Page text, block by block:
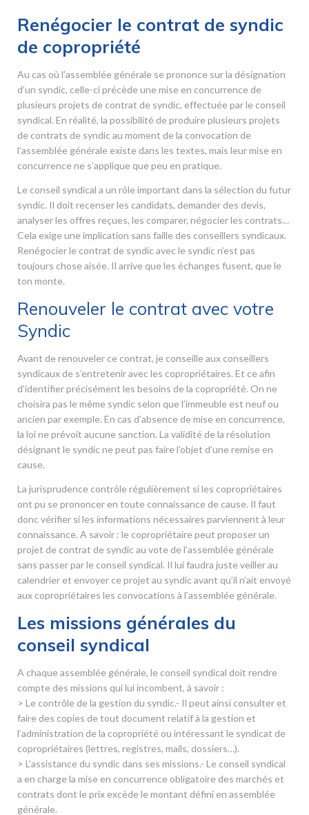
Renégocier le contrat de syndic
de copropriété
Au cas où l’assemblée générale se prononce sur la désignation
d’un syndic, celle-ci précède une mise en concurrence de
plusieurs projets de contrat de syndic, effectuée par le conseil
syndical. En réalité, la possibilité de produire plusieurs projets
de contrats de syndic au moment de la convocation de
l’assemblée générale existe dans les textes, mais leur mise en
concurrence ne s’applique que peu en pratique.
Le conseil syndical a un rôle important dans la sélection du futur
syndic. Il doit recenser les candidats, demander des devis,
analyser les offres reçues, les comparer, négocier les contrats…
Cela exige une implication sans faille des conseillers syndicaux.
Renégocier le contrat de syndic avec le syndic n’est pas
toujours chose aisée. Il arrive que les échanges fusent, que le
ton monte.
Renouveler le contrat avec votre
Syndic
Avant de renouveler ce contrat, je conseille aux conseillers
syndicaux de s’entretenir avec les copropriétaires. Et ce afin
d’identifier précisément les besoins de la copropriété. On ne
choisira pas le même syndic selon que l’immeuble est neuf ou
ancien par exemple. En cas d’absence de mise en concurrence,
la loi ne prévoit aucune sanction. La validité de la résolution
désignant le syndic ne peut pas faire l’objet d’une remise en
cause.
La jurisprudence contrôle régulièrement si les copropriétaires
ont pu se prononcer en toute connaissance de cause. Il faut
donc vérifier si les informations nécessaires parviennent à leur
connaissance. A savoir : le copropriétaire peut proposer un
projet de contrat de syndic au vote de l’assemblée générale
sans passer par le conseil syndical. Il lui faudra juste veiller au
calendrier et envoyer ce projet au syndic avant qu’il n’ait envoyé
aux copropriétaires les convocations à l’assemblée générale.
Les missions générales du
conseil syndical
A chaque assemblée générale, le conseil syndical doit rendre
compte des missions qui lui incombent, à savoir :
> Le contrôle de la gestion du syndic.- Il peut ainsi consulter et
faire des copies de tout document relatif à la gestion et
l’administration de la copropriété ou intéressant le syndicat de
copropriétaires (lettres, registres, mails, dossiers…).
> L’assistance du syndic dans ses missions.- Le conseil syndical
a en charge la mise en concurrence obligatoire des marchés et
contrats dont le prix excède le montant défini en assemblée
générale.